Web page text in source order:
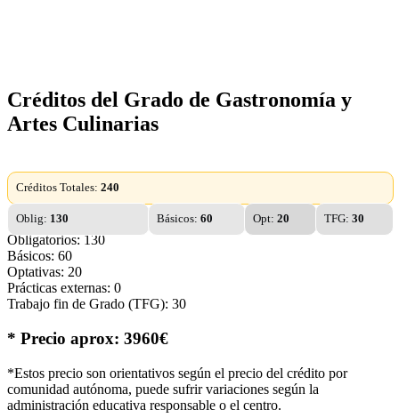
Créditos del Grado de Gastronomía y
Artes Culinarias
Créditos Totales: 240
Oblig: 130 Básicos:60 Opt:20 TFG: 30
Obligatorios: 130
Básicos: 60
Optativas: 20
Prácticas externas: 0
Trabajo fin de Grado (TFG): 30
* Precio aprox: 3960€
*Estos precio son orientativos según el precio del crédito por
comunidad autónoma, puede sufrir variaciones según la
administración educativa responsable o el centro.